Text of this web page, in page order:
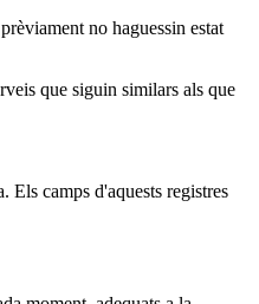
no haguessin estat
que siguin similars als que
Els camps d'aquests registres